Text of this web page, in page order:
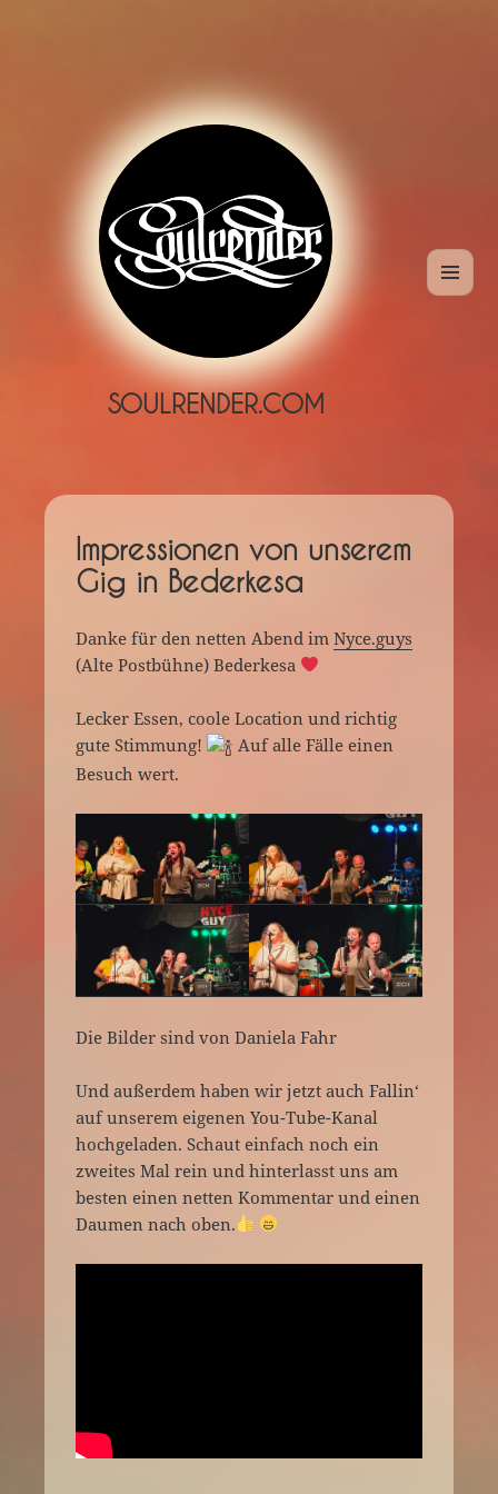
SOULRENDER.COM
Impressionen von unserem
Gig in Bederkesa
Danke für den netten Abend imNyce.guys
(Alte Postbühne) Bederkesa
Lecker Essen, coole Location und richtig
gute Stimmung!
Auf alle Fälle einen
Besuch wert.
Die Bilder sind von Daniela Fahr
Und außerdem haben wir jetzt auch Fallin‘
auf unserem eigenen You-Tube-Kanal
hochgeladen. Schaut einfach noch ein
zweites Mal rein und hinterlasst uns am
besten einen netten Kommentar und einen
Daumen nach oben.